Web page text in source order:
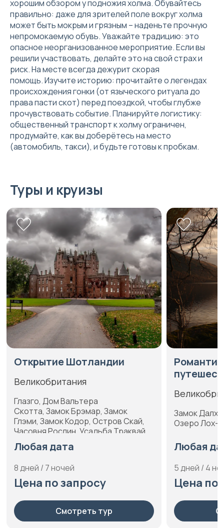
хорошим обзором у подножия холма. Обувайтесь
правильно: даже для зрителей поле вокруг холма
может быть мокрым и грязным – наденьте прочную
непромокаемую обувь. Уважайте традицию: это
опасное неорганизованное мероприятие. Если вы
решили участвовать, делайте это на свой страх и
риск. На месте всегда дежурит скорая
помощь. Изучите историю: прочитайте о легендах
происхождения гонки (от языческого ритуала до
права пасти скот) перед поездкой, чтобы глубже
прочувствовать событие. Планируйте логистику:
общественный транспорт к холму ограничен,
продумайте, как вы доберётесь на место
(автомобиль, такси), и будьте готовы к пробкам.
Туры и круизы
Открытие Шотландии
Великобритания
Глазго, Дом Вальтера
Скотта, Замок Брэмар, Замок
Глэми, Замок Кодор, Остров Скай,
Часовня Рослин, Усадьба Траквай,
Эдинбург, Эдинбургский замок
Любая дата
8 дней / 7 ночей
Цена по запросу
Смотреть тур
Замок
Озеро Лох-
Любая
5 дней / 4
Цена по